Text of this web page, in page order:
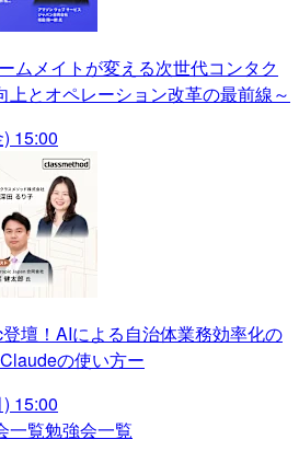
ムメイトが変える次世代コンタク
上とオペレーション改革の最前線～
15:00
登壇！AIによる自治体業務効率化の
の使い方ー
15:00
一覧勉強会一覧